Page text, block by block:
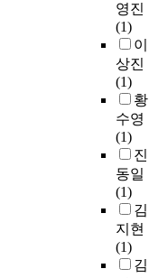
영진
(1)
이
상진
(1)
황
수영
(1)
진
동일
(1)
김
지현
(1)
김